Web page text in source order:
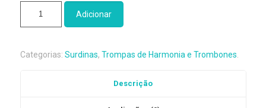
Madeira
Adicionar
Categorias: Surdinas, Trompas de Harmonia e Trombones
Descrição